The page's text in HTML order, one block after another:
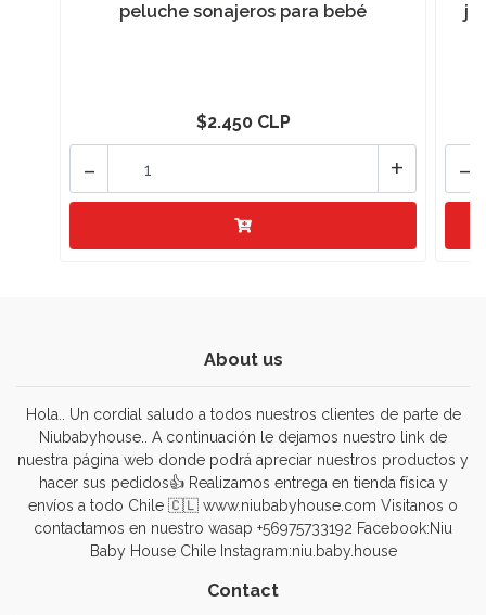
peluche sonajeros para bebé
$2.450 CLP
+
- -
About us
Hola.. Un cordial saludo a todos nuestros clientes de parte de
Niubabyhouse.. A continuación le dejamos nuestro link de
nuestra página web donde podrá apreciar nuestros productos y
hacer sus pedidos👍 Realizamos entrega en tienda física y
envíos a todo Chile 🇨🇱 www.niubabyhouse.com Visitanos o
contactamos en nuestro wasap +56975733192 Facebook:Niu
Baby House Chile Instagram:niu.baby.house
Contact